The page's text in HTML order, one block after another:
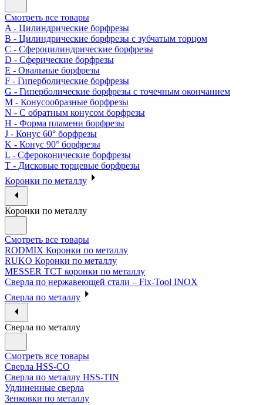
Смотреть все товары
A - Цилиндрические борфрезы
B - Цилиндрические борфрезы с зубчатым торцом
C - Сфероцилиндрические борфрезы
D - Сферические борфрезы
E - Овальные борфрезы
F - Гиперболические борфрезы
G - Гиперболические борфрезы с точечным окончанием
M - Конусообразные борфрезы
N - С обратным конусом борфрезы
H - Форма пламени борфрезы
J - Конус 60° борфрезы
K - Конус 90° борфрезы
L - Сфероконические борфрезы
T - Дисковые торцевые борфрезы
Коронки по металлу
Коронки по металлу
Смотреть все товары
RODMIX Коронки по металлу
RUKO Коронки по металлу
MESSER ТСТ коронки по металлу
Сверла по нержавеющей стали – Fix-Tool INOX
Сверла по металлу
Сверла по металлу
Смотреть все товары
Сверла HSS-CO
Сверла по металлу HSS-TIN
Удлиненные сверла
Зенковки по металлу